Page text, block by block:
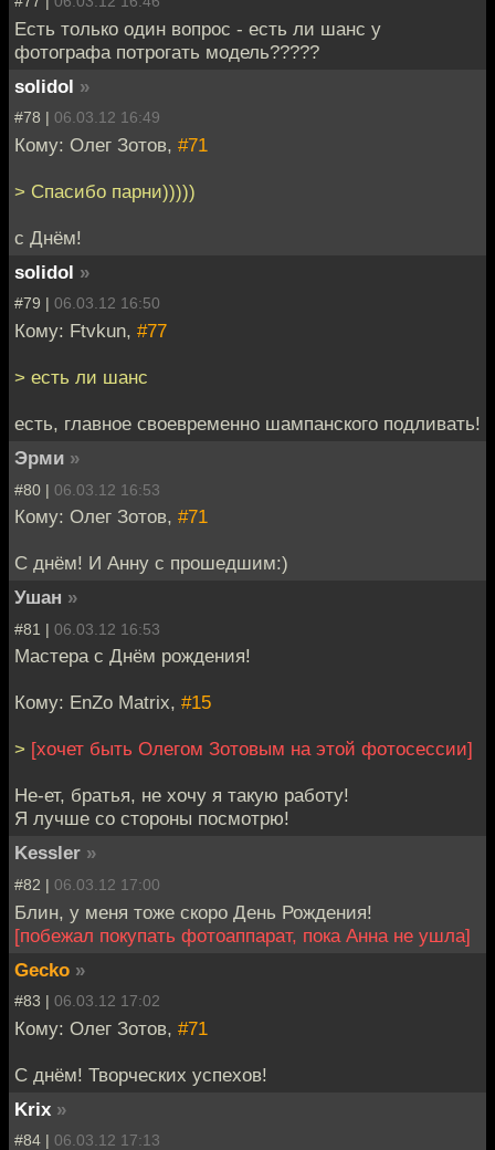
Есть только один вопрос - есть ли шанс у
фотографа потрогать модель?????
solidol »
#78 | 06.03.12 16:49
Кому: Олег Зотов, #71
> Спасибо парни)))))
с Днём!
solidol »
#79 | 06.03.12 16:50
Кому: Ftvkun, #77
> есть ли шанс
есть, главное своевременно шампанского подливать!
Эрми »
#80 | 06.03.12 16:53
Кому: Олег Зотов, #71
С днём! И Анну с прошедшим:)
Ушан »
#81 | 06.03.12 16:53
Мастера с Днём рождения!
Кому: EnZo Matrix, #15
> [хочет быть Олегом Зотовым на этой фотосессии]
Не-ет, братья, не хочу я такую работу!
Я лучше со стороны посмотрю!
Kessler »
#82 | 06.03.12 17:00
Блин, у меня тоже скоро День Рождения!
[побежал покупать фотоаппарат, пока Анна не ушла]
Gecko »
#83 | 06.03.12 17:02
Кому: Олег Зотов, #71
С днём! Творческих успехов!
Krix »
#84 | 06.03.12 17:13